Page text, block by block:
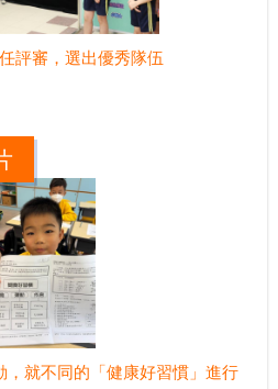
評審，選出優秀隊伍
就不同的「健康好習慣」進行